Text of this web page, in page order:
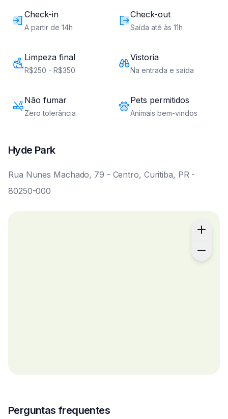
Check-in
A partir de 14h
Check-out
Saída até às 11h
Limpeza final
R$250 - R$350
Vistoria
Na entrada e saída
Não fumar
Zero tolerância
Pets permitidos
Animais bem-vindos
Hyde Park
Rua Nunes Machado, 79 - Centro, Curitiba, PR -
80250-000
Perguntas frequentes